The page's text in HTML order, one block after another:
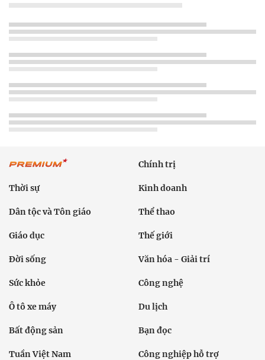
Chính trị
Thời sự Kinh doanh
Dân tộc và Tôn giáo Thể thao
Giáo dục Thế giới
Đời sống Văn hóa - Giải trí
Sức khỏe Công nghệ
Ô tô xe máy Du lịch
Bất động sản Bạn đọc
Tuần Việt Nam Công nghiệp hỗ trợ